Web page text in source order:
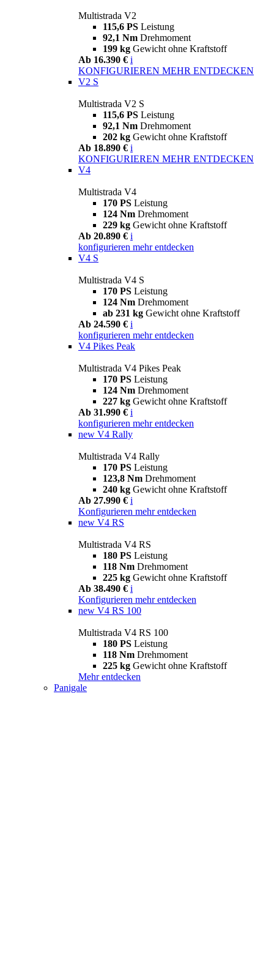
Multistrada V2
115,6 PS Leistung
92,1 Nm Drehmoment
199 kg Gewicht ohne Kraftstoff
Ab 16.390 € i
KONFIGURIEREN MEHR ENTDECKEN
V2 S
Multistrada V2 S
115,6 PS Leistung
92,1 Nm Drehmoment
202 kg Gewicht ohne Kraftstoff
Ab 18.890 € i
KONFIGURIEREN MEHR ENTDECKEN
V4
Multistrada V4
170 PS Leistung
124 Nm Drehmoment
229 kg Gewicht ohne Kraftstoff
Ab 20.890 € i
konfigurieren mehr entdecken
V4 S
Multistrada V4 S
170 PS Leistung
124 Nm Drehmoment
ab 231 kg Gewicht ohne Kraftstoff
Ab 24.590 € i
konfigurieren mehr entdecken
V4 Pikes Peak
Multistrada V4 Pikes Peak
170 PS Leistung
124 Nm Drehmoment
227 kg Gewicht ohne Kraftstoff
Ab 31.990 € i
konfigurieren mehr entdecken
new V4 Rally
Multistrada V4 Rally
170 PS Leistung
123,8 Nm Drehmoment
240 kg Gewicht ohne Kraftstoff
Ab 27.990 € i
Konfigurieren mehr entdecken
new V4 RS
Multistrada V4 RS
180 PS Leistung
118 Nm Drehmoment
225 kg Gewicht ohne Kraftstoff
Ab 38.490 € i
Konfigurieren mehr entdecken
new V4 RS 100
Multistrada V4 RS 100
180 PS Leistung
118 Nm Drehmoment
225 kg Gewicht ohne Kraftstoff
Mehr entdecken
Panigale